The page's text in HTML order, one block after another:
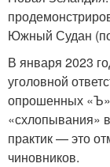
Южный Судан
В января 2023
уголовной
опрошенных «Ъ»
«схлопывания»
практик — это
чиновников.